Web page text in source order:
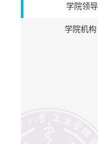
学院领导
学院机构